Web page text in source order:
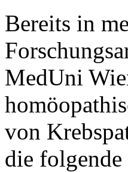
Bereits in
MedUni
von
die